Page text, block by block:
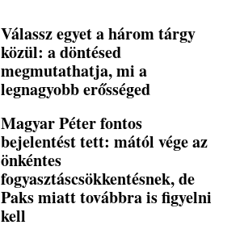
Válassz egyet a három tárgy
közül: a döntésed
megmutathatja, mi a
legnagyobb erősséged
Magyar Péter fontos
bejelentést tett: mától vége az
önkéntes
fogyasztáscsökkentésnek, de
Paks miatt továbbra is figyelni
kell